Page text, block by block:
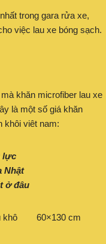
trong gara rửa xe,
việc lau xe bóng sạch.
khăn microfiber lau xe
là một số giá khăn
khôi viêt nam:
lực
Nhật
ở đâu
siêu khô 60×130 cm